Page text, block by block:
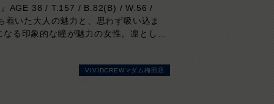
AGE 38 / T.157 / B.82(B) / W.56 /
着いた大人の魅力と、思わず吸い込ま
なる印象的な瞳が魅力の女性。凛とした
かな気配りや穏やかな雰囲気はまさに癒
VIVIDCREWマダム梅田店